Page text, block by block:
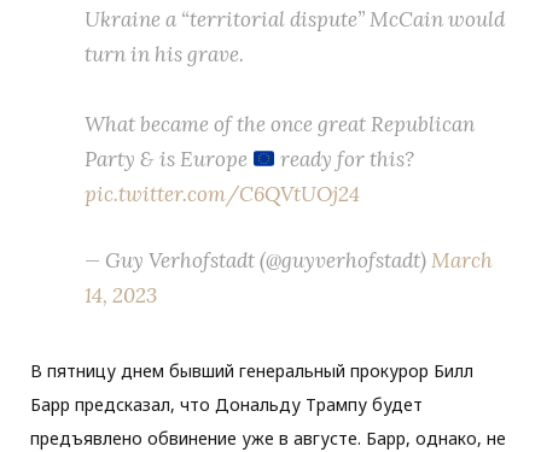
Ukraine a “territorial dispute” McCain would
turn in his grave.
What became of the once great Republican
Party & is Europe
ready for this?
pic.twitter.com/C6QVtUOj24
— Guy Verhofstadt (@guyverhofstadt)March
14, 2023
В пятницу днем ​​бывший генеральный прокурор Билл
Барр предсказал, что Дональду Трампу будет
предъявлено обвинение уже в августе. Барр, однако, не